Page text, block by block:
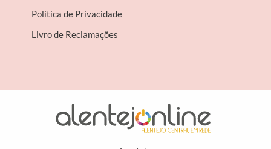
Política de Privacidade
Livro de Reclamações